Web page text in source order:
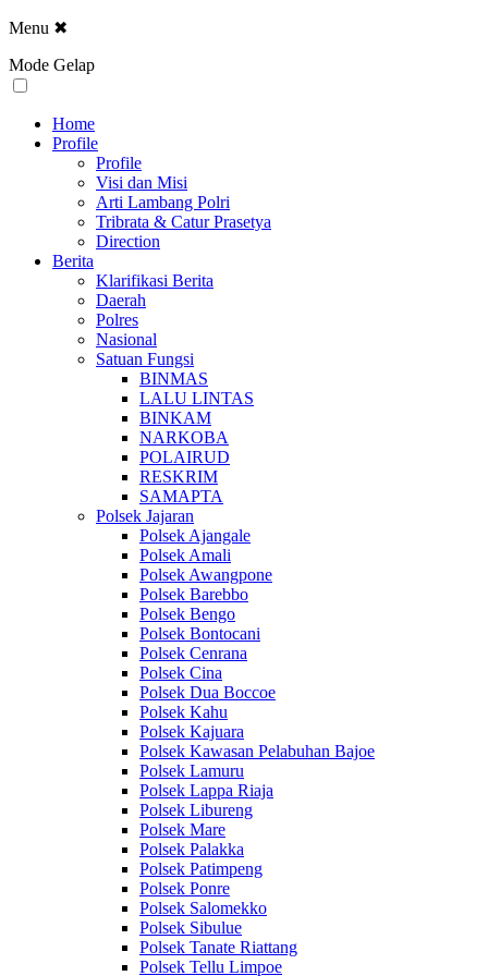
Menu ✖
Mode Gelap
Home
Profile
Profile
Visi dan Misi
Arti Lambang Polri
Tribrata & Catur Prasetya
Direction
Berita
Klarifikasi Berita
Daerah
Polres
Nasional
Satuan Fungsi
BINMAS
LALU LINTAS
BINKAM
NARKOBA
POLAIRUD
RESKRIM
SAMAPTA
Polsek Jajaran
Polsek Ajangale
Polsek Amali
Polsek Awangpone
Polsek Barebbo
Polsek Bengo
Polsek Bontocani
Polsek Cenrana
Polsek Cina
Polsek Dua Boccoe
Polsek Kahu
Polsek Kajuara
Polsek Kawasan Pelabuhan Bajoe
Polsek Lamuru
Polsek Lappa Riaja
Polsek Libureng
Polsek Mare
Polsek Palakka
Polsek Patimpeng
Polsek Ponre
Polsek Salomekko
Polsek Sibulue
Polsek Tanate Riattang
Polsek Tellu Limpoe